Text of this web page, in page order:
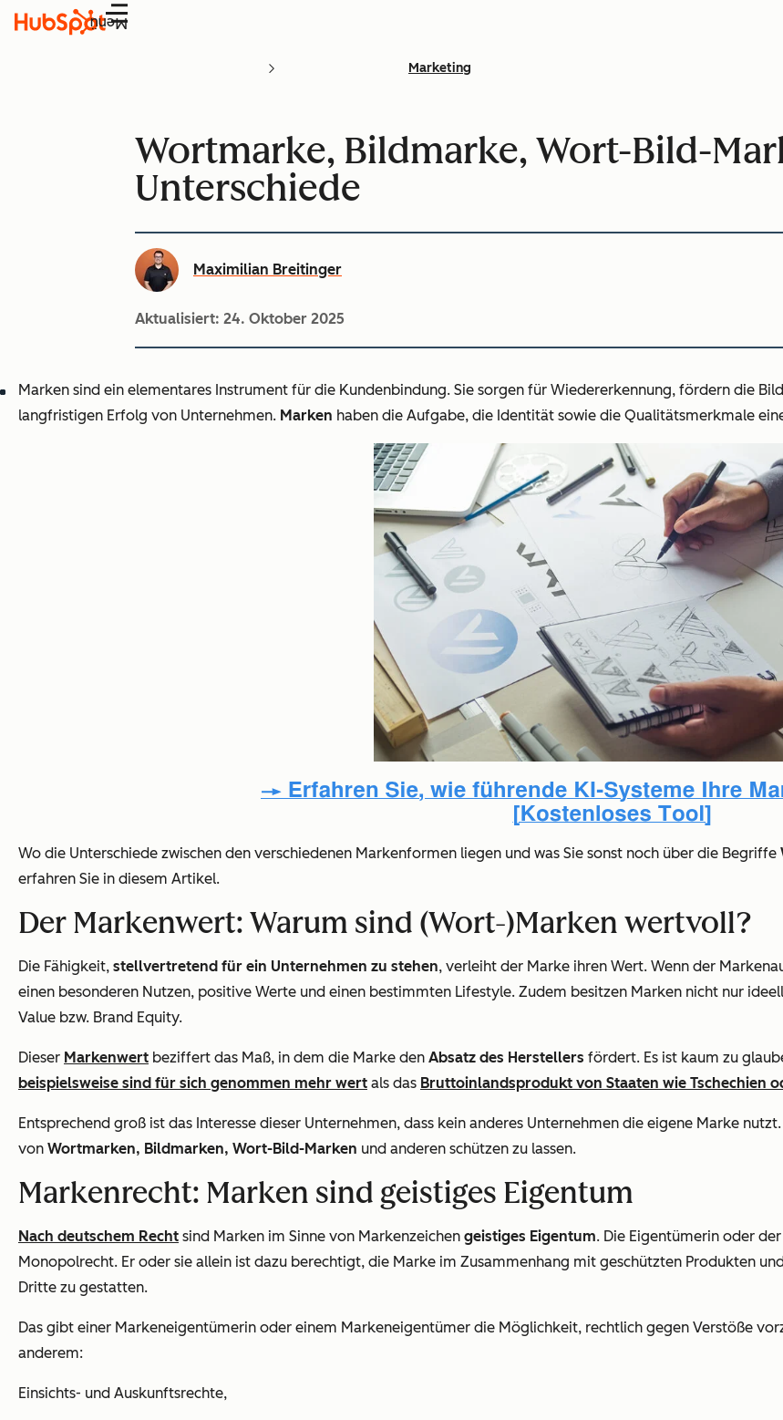
Menü
Marketing
Wortmarke, Bildmarke, Wort-Bild-
Unterschiede
Maximilian Breitinger
Aktualisiert: 24. Oktober 2025
Marken sind ein elementares Instrument für die Kundenbindung. Sie sorgen für Wiedererkennung, fördern die
langfristigen Erfolg von Unternehmen. Marken haben die Aufgabe, die Identität sowie die Qualitätsmerkmale
Wo die Unterschiede zwischen den verschiedenen Markenformen liegen und was Sie sonst noch über die Begriffe
erfahren Sie in diesem Artikel.
Der Markenwert: Warum sind (Wort-)Marken wertvoll?
Die Fähigkeit, stellvertretend für ein Unternehmen zu stehen, verleiht der Marke ihren Wert. Wenn der
einen besonderen Nutzen, positive Werte und einen bestimmten Lifestyle. Zudem besitzen Marken nicht nur
Value bzw. Brand Equity.
Dieser Markenwert beziffert das Maß, in dem die Marke den Absatz des Herstellers fördert. Es ist kaum zu
beispielsweise sind für sich genommen mehr wert als das Bruttoinlandsprodukt von Staaten wie Tschechien
Entsprechend groß ist das Interesse dieser Unternehmen, dass kein anderes Unternehmen die eigene Marke
von Wortmarken, Bildmarken, Wort-Bild-Marken und anderen schützen zu lassen.
Markenrecht: Marken sind geistiges Eigentum
Nach deutschem Recht sind Marken im Sinne von Markenzeichen geistiges Eigentum. Die Eigentümerin oder
Monopolrecht. Er oder sie allein ist dazu berechtigt, die Marke im Zusammenhang mit geschützten Produkten
Dritte zu gestatten.
Das gibt einer Markeneigentümerin oder einem Markeneigentümer die Möglichkeit, rechtlich gegen Verstöße
anderem:
Einsichts- und Auskunftsrechte,